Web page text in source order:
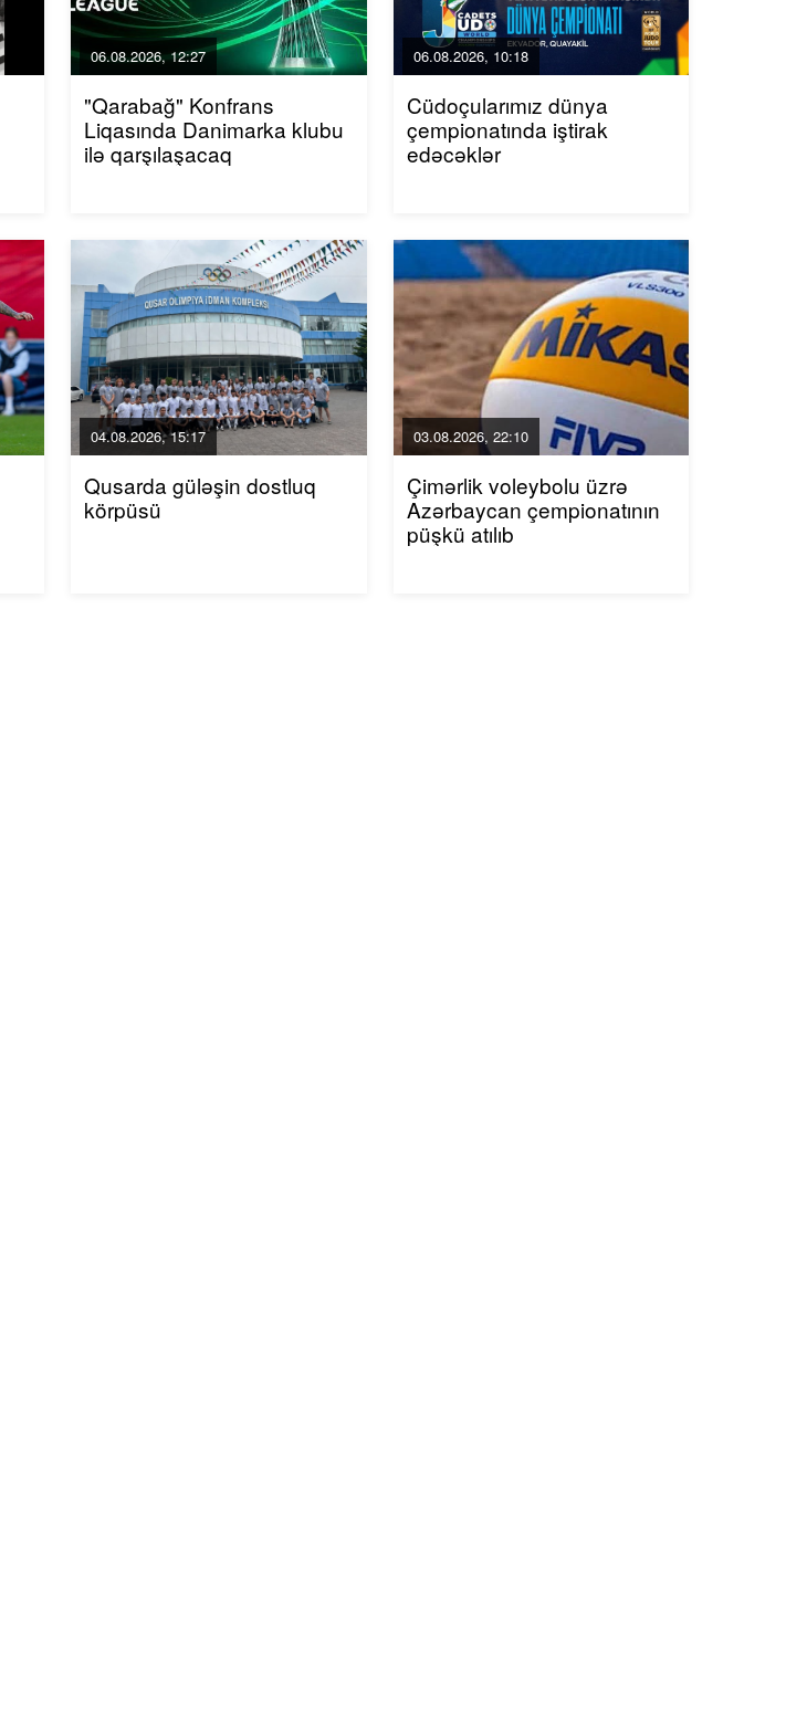
06.08.2026, 12:27
"Qarabağ" Konfrans
Liqasında Danimarka klubu
ilə qarşılaşacaq
06.08.2026, 10:18
Cüdoçularımız dünya
çempionatında iştirak
edəcəklər
04.08.2026, 15:17
Qusarda güləşin dostluq
körpüsü
03.08.2026, 22:10
Çimərlik voleybolu üzrə
Azərbaycan çempionatının
püşkü atılıb